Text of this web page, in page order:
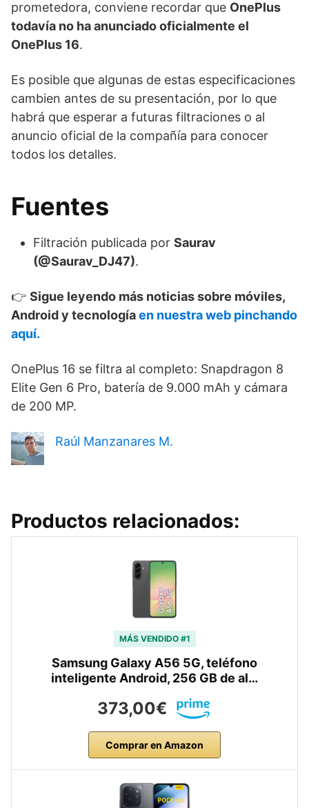
prometedora, conviene recordar que OnePlus
todavía no ha anunciado oficialmente el
OnePlus 16.
Es posible que algunas de estas especificaciones
cambien antes de su presentación, por lo que
habrá que esperar a futuras filtraciones o al
anuncio oficial de la compañía para conocer
todos los detalles.
Fuentes
Filtración publicada por Saurav
(@Saurav_DJ47).
👉 Sigue leyendo más noticias sobre móviles,
Android y tecnologíaen nuestra web pinchando
aquí.
OnePlus 16 se filtra al completo: Snapdragon 8
Elite Gen 6 Pro, batería de 9.000 mAh y cámara
de 200 MP.
Raúl Manzanares M.
Productos relacionados:
MÁS VENDIDO #1
Samsung Galaxy A56 5G, teléfono
inteligente Android, 256 GB de al…
373,00€
Comprar en Amazon